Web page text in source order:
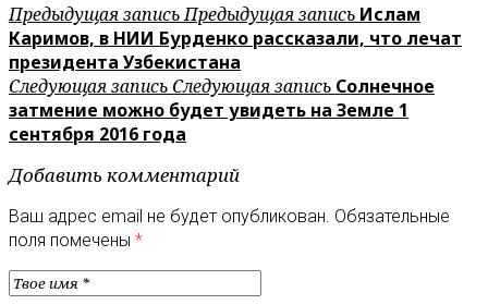
Предыдущая записьПредыдущая запись Ислам
Каримов, в НИИ Бурденко рассказали, что лечат
президента Узбекистана
Следующая запись Следующая запись Солнечное
затмение можно будет увидеть на Земле 1
сентября 2016 года
Добавить комментарий
Ваш адрес email не будет опубликован. Обязательные
поля помечены *